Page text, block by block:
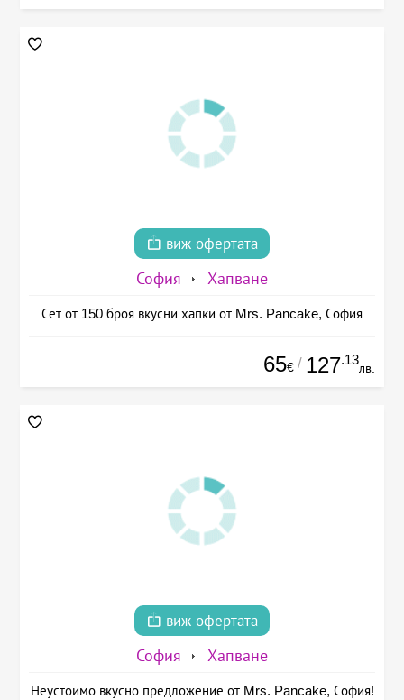
виж офертата
София Хапване
Сет от 150 броя вкусни хапки от Mrs. Pancake, София
65€ / 127.13
лв.
виж офертата
София Хапване
Неустоимо вкусно предложение от Mrs. Pancake, София!